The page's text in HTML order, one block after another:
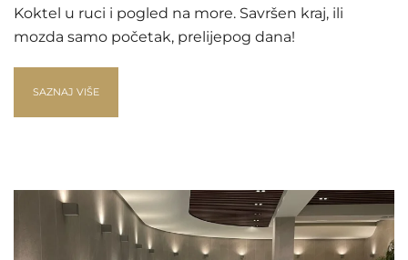
Koktel u ruci i pogled na more. Savršen kraj, ili
mozda samo početak, prelijepog dana!
SAZNAJ VIŠE